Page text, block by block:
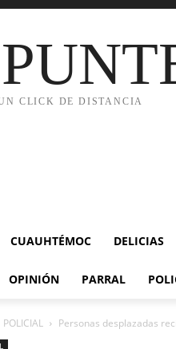
CLICK DE DISTANCIA
CUAUHTÉMOC DELICIAS
OPINIÓN PARRAL
POLICIAL Personas desplazadas